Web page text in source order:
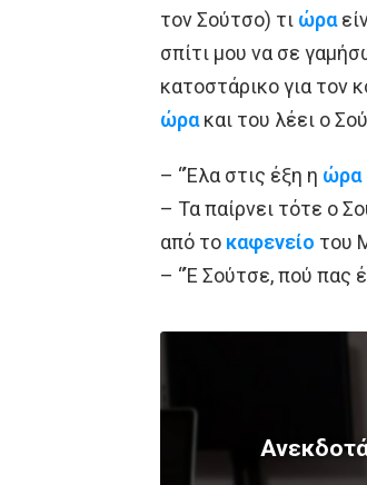
τον Σούτσο) τι ώρα
σπίτι μου να σε
κατοστάρικο για τον
ώρακαι του λέει ο
– “Έλα στις έξη η ώρα
– Τα παίρνει τότε ο
από το καφενείο του
– “Έ Σούτσε, πού πας